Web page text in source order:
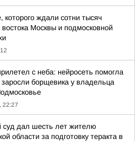
которого ждали сотни тысяч
Москвы и подмосковной
с неба: нейросеть помогла
борщевика у владельца
22:27
суд дал шесть лет жителю
области за подготовку теракта в